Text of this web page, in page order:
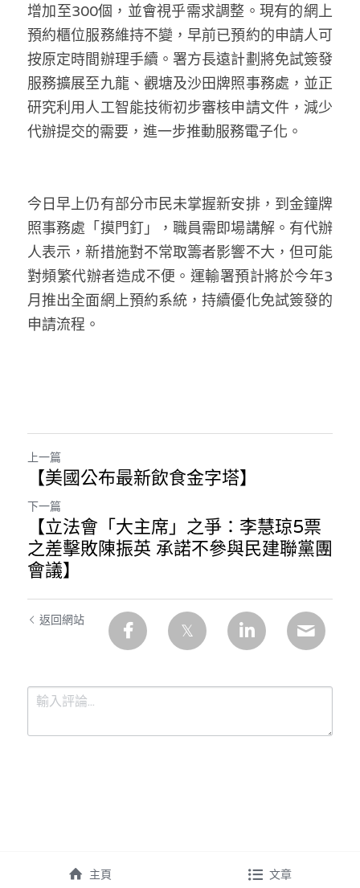
增加至300個，並會視乎需求調整。現有的網上
預約櫃位服務維持不變，早前已預約的申請人可
按原定時間辦理手續。署方長遠計劃將免試簽發
服務擴展至九龍、觀塘及沙田牌照事務處，並正
研究利用人工智能技術初步審核申請文件，減少
代辦提交的需要，進一步推動服務電子化。
今日早上仍有部分市民未掌握新安排，到金鐘牌
照事務處「摸門釘」，職員需即場講解。有代辦
人表示，新措施對不常取籌者影響不大，但可能
對頻繁代辦者造成不便。運輸署預計將於今年3
月推出全面網上預約系統，持續優化免試簽發的
申請流程。
上一篇
【美國公布最新飲食金字塔】
下一篇
【立法會「大主席」之爭：李慧琼5票
之差擊敗陳振英 承諾不參與民建聯黨團
會議】
返回網站
主頁 文章